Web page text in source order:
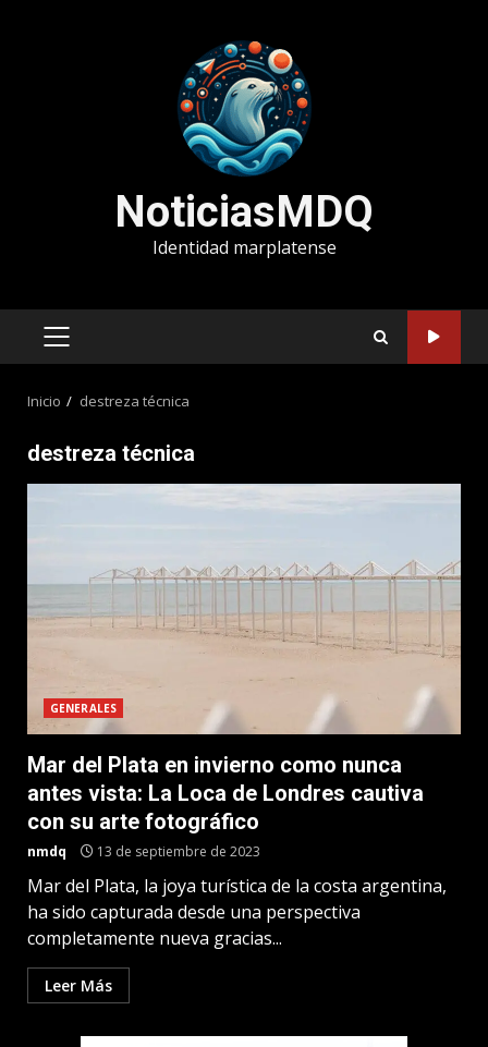
NoticiasMDQ
Identidad marplatense
MENÚ
Inicio destreza técnica
destreza técnica
GENERALES
Mar del Plata en invierno como nunca
antes vista: La Loca de Londres cautiva
con su arte fotográfico
nmdq 13 de septiembre de 2023
Mar del Plata, la joya turística de la costa argentina,
ha sido capturada desde una perspectiva
completamente nueva gracias...
Leer Más